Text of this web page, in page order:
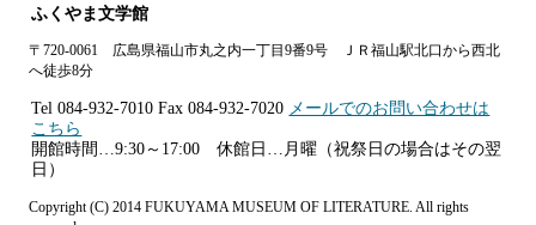
ふくやま文学館
〒720-0061 広島県福山市丸之内一丁目9番9号 ＪＲ福山駅北口から西北
へ徒歩8分
Tel 084-932-7010 Fax 084-932-7020 メールでのお問い合わせは
こちら
開館時間…9:30～17:00 休館日…月曜（祝祭日の場合はその翌
日）
Copyright (C) 2014 FUKUYAMA MUSEUM OF LITERATURE. All rights